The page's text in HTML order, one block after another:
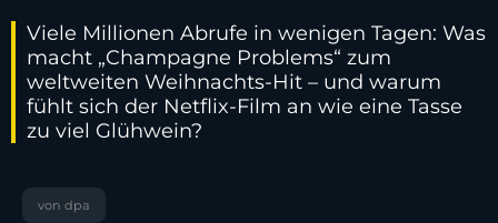
Viele Millionen Abrufe in wenigen Tagen: Was
macht „Champagne Problems“ zum
weltweiten Weihnachts-Hit – und warum
fühlt sich der Netflix-Film an wie eine Tasse
zu viel Glühwein?
von dpa